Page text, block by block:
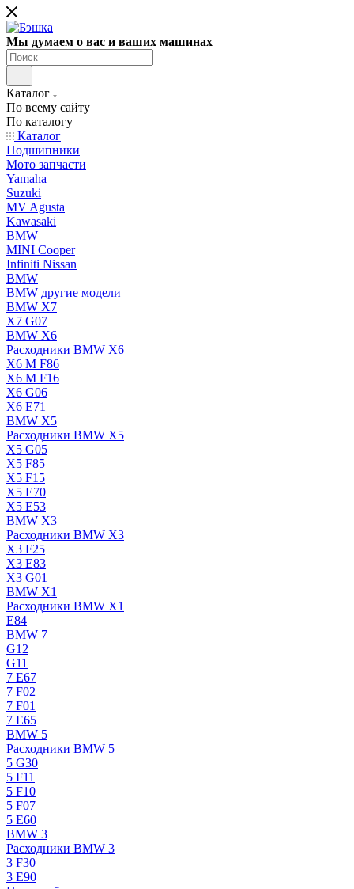
Мы думаем о вас и ваших машинах
Каталог
По всему сайту
По каталогу
Каталог
Подшипники
Мото запчасти
Yamaha
Suzuki
MV Agusta
Kawasaki
BMW
MINI Cooper
Infiniti Nissan
BMW
BMW другие модели
BMW X7
X7 G07
BMW X6
Расходники BMW X6
X6 M F86
X6 M F16
X6 G06
X6 E71
BMW X5
Расходники BMW X5
X5 G05
X5 F85
X5 F15
X5 E70
X5 E53
BMW X3
Расходники BMW X3
X3 F25
X3 E83
X3 G01
BMW X1
Расходники BMW X1
E84
BMW 7
G12
G11
7 Е67
7 F02
7 F01
7 E65
BMW 5
Расходники BMW 5
5 G30
5 F11
5 F10
5 F07
5 E60
BMW 3
Расходники BMW 3
3 F30
3 E90